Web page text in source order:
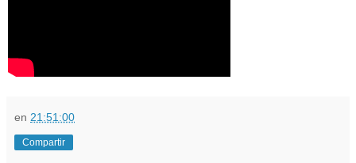
en 21:51:00
Compartir